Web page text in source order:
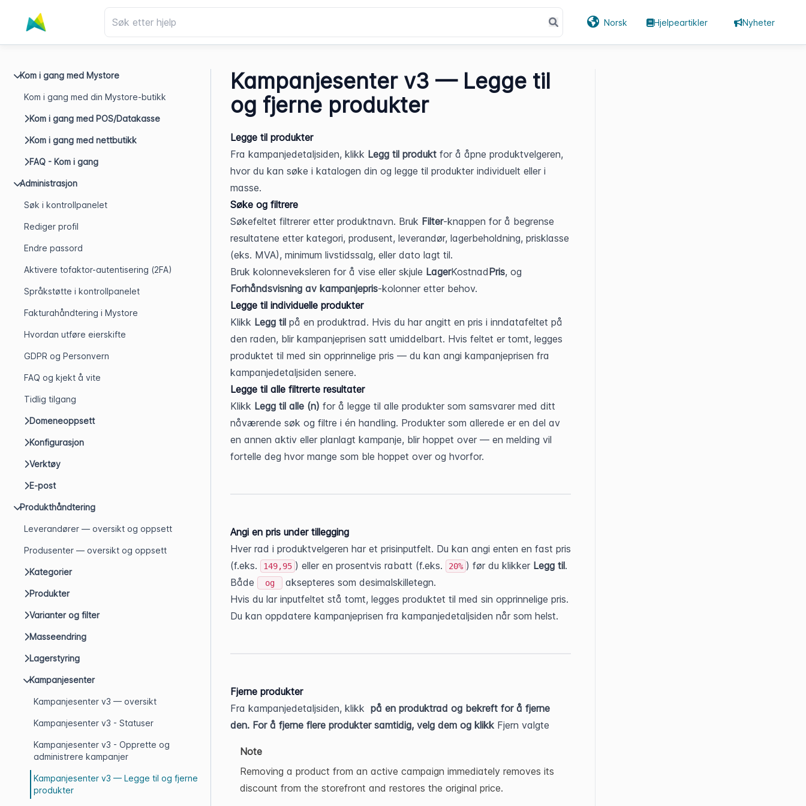
Norsk Hjelpeartikler Nyheter
Kom i gang med Mystore
Kom i gang med din Mystore-butikk
Kom i gang med POS/Datakasse
Kom i gang med nettbutikk
FAQ - Kom i gang
Administrasjon
Søk i kontrollpanelet
Rediger profil
Endre passord
Aktivere tofaktor-autentisering (2FA)
Språkstøtte i kontrollpanelet
Fakturahåndtering i Mystore
Hvordan utføre eierskifte
GDPR og Personvern
FAQ og kjekt å vite
Tidlig tilgang
Domeneoppsett
Konfigurasjon
Verktøy
E-post
Produkthåndtering
Leverandører — oversikt og oppsett
Produsenter — oversikt og oppsett
Kategorier
Produkter
Varianter og filter
Masseendring
Lagerstyring
Kampanjesenter
Kampanjesenter v3 — oversikt
Kampanjesenter v3 - Statuser
Kampanjesenter v3 - Opprette og
administrere kampanjer
Kampanjesenter v3 — Legge til og fjerne
produkter
Kampanjesenter v3 — Legge til
og fjerne produkter
Legge til produkter
Fra kampanjedetaljsiden, klikk Legg til produkt for å åpne produktvelgeren,
hvor du kan søke i katalogen din og legge til produkter individuelt eller i
masse.
Søke og filtrere
Søkefeltet filtrerer etter produktnavn. Bruk Filter-knappen for å begrense
resultatene etter kategori, produsent, leverandør, lagerbeholdning, prisklasse
(eks. MVA), minimum livstidssalg, eller dato lagt til.
Bruk kolonneveksleren for å vise eller skjule LagerKostnad Pris
Forhåndsvisning av kampanjepris-kolonner etter behov.
Legge til individuelle produkter
Klikk Legg til på en produktrad. Hvis du har angitt en pris i inndatafeltet på
den raden, blir kampanjeprisen satt umiddelbart. Hvis feltet er tomt, legges
produktet til med sin opprinnelige pris — du kan angi kampanjeprisen fra
kampanjedetaljsiden senere.
Legge til alle filtrerte resultater
Klikk Legg til alle (n) for å legge til alle produkter som samsvarer med ditt
nåværende søk og filtre i én handling. Produkter som allerede er en del av
en annen aktiv eller planlagt kampanje, blir hoppet over — en melding vil
fortelle deg hvor mange som ble hoppet over og hvorfor.
Angi en pris under tillegging
Hver rad i produktvelgeren har et prisinputfelt. Du kan angi enten en fast pris
(f.eks.
149,95 ) eller en prosentvis rabatt (f.eks. 20% ) før du klikker Legg til.
Både
og
aksepteres som desimalskilletegn.
Hvis du lar inputfeltet stå tomt, legges produktet til med sin opprinnelige pris.
Du kan oppdatere kampanjeprisen fra kampanjedetaljsiden når som helst.
Fjerne produkter
Fra kampanjedetaljsiden, klikk på en produktrad og bekreft for å fjerne
den. For å fjerne flere produkter samtidig, velg dem og klikk Fjern valgte
Note
Removing a product from an active campaign immediately removes its
discount from the storefront and restores the original price.